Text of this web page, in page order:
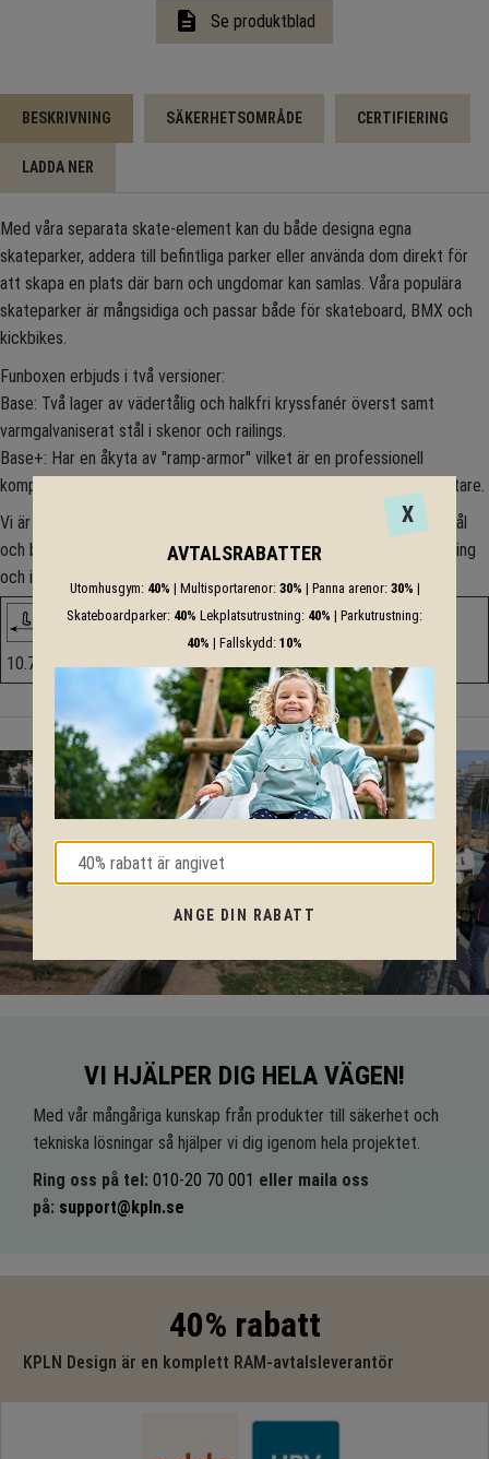
description Se produktblad
BESKRIVNING SÄKERHETSOMRÅDE CERTIFIERING
LADDA NER
Med våra separata skate-element kan du både designa egna
skateparker, addera till befintliga parker eller använda dom direkt för
att skapa en plats där barn och ungdomar kan samlas. Våra populära
skateparker är mångsidiga och passar både för skateboard, BMX och
kickbikes.
Funboxen erbjuds i två versioner:
Base: Två lager av vädertålig och halkfri kryssfanér överst samt
varmgalvaniserat stål i skenor och railings.
Base+: Har en åkyta av "ramp-armor" vilket är en professionell
komposit som ger ett förhöjt åkvärde samt något mjukare och tystare.
Vi är flexibla och kan ta fram alternativ som passar just ert önskemål
och behov och vi kommer mer än gärna till Er för att utföra montering
och installation.
10.7m 9,4m
VI HJÄLPER DIG HELA VÄGEN!
Med vår mångåriga kunskap från produkter till säkerhet och
tekniska lösningar så hjälper vi dig igenom hela projektet.
Ring oss på tel: 010-20 70 001 eller maila oss
på: support@kpln.se
40% rabatt
KPLN Design är en komplett RAM-avtalsleverantör
X
AVTALSRABATTER
Utomhusgym: 40% | Multisportarenor: 30% | Panna arenor: 30% |
Skateboardparker: 40% Lekplatsutrustning: 40% | Parkutrustning:
40% | Fallskydd: 10%
ANGE DIN RABATT